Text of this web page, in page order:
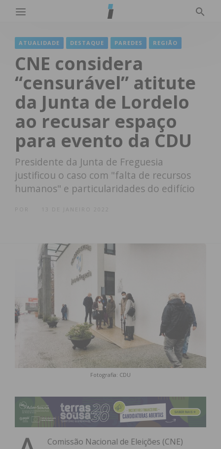
ATUALIDADE DESTAQUE PAREDES REGIÃO
CNE considera
“censurável” atitute
da Junta de Lordelo
ao recusar espaço
para evento da CDU
Presidente da Junta de Freguesia
justificou o caso com "falta de recursos
humanos" e particularidades do edifício
13 DE JANEIRO 2022
Fotografia: CDU
Comissão Nacional de Eleições (CNE)